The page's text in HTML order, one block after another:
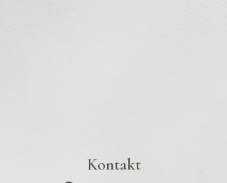
Kontakt